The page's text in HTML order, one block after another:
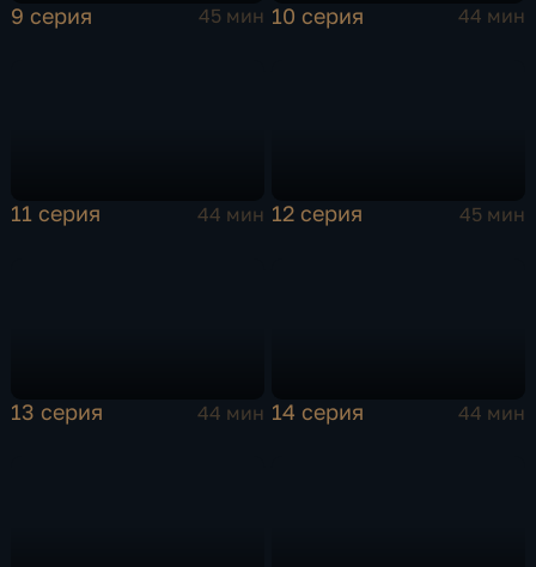
9 серия 45 мин 10 серия 44 мин
11 серия 44 мин 12 серия 45 мин
13 серия 44 мин 14 серия 44 мин